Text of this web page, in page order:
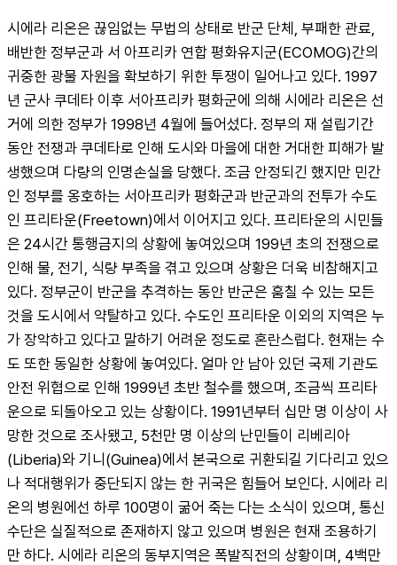
시에라 리온은 끊임없는 무법의 상태로 반군 단체, 부패한 관료,
배반한 정부군과 서 아프리카 연합 평화유지군(ECOMOG)간의
귀중한 광물 자원을 확보하기 위한 투쟁이 일어나고 있다. 1997
년 군사 쿠데타 이후 서아프리카 평화군에 의해 시에라 리온은 선
거에 의한 정부가 1998년 4월에 들어섰다. 정부의 재 설립기간
동안 전쟁과 쿠데타로 인해 도시와 마을에 대한 거대한 피해가 발
생했으며 다량의 인명손실을 당했다. 조금 안정되긴 했지만 민간
인 정부를 옹호하는 서아프리카 평화군과 반군과의 전투가 수도
인 프리타운(Freetown)에서 이어지고 있다. 프리타운의 시민들
은 24시간 통행금지의 상황에 놓여있으며 199년 초의 전쟁으로
인해 물, 전기, 식량 부족을 겪고 있으며 상황은 더욱 비참해지고
있다. 정부군이 반군을 추격하는 동안 반군은 훔칠 수 있는 모든
것을 도시에서 약탈하고 있다. 수도인 프리타운 이외의 지역은 누
가 장악하고 있다고 말하기 어려운 정도로 혼란스럽다. 현재는 수
도 또한 동일한 상황에 놓여있다. 얼마 안 남아 있던 국제 기관도
안전 위협으로 인해 1999년 초반 철수를 했으며, 조금씩 프리타
운으로 되돌아오고 있는 상황이다. 1991년부터 십만 명 이상이 사
망한 것으로 조사됐고, 5천만 명 이상의 난민들이 리베리아
(Liberia)와 기니(Guinea)에서 본국으로 귀환되길 기다리고 있으
나 적대행위가 중단되지 않는 한 귀국은 힘들어 보인다. 시에라 리
온의 병원에선 하루 100명이 굶어 죽는 다는 소식이 있으며, 통신
수단은 실질적으로 존재하지 않고 있으며 병원은 현재 조용하기
만 하다. 시에라 리온의 동부지역은 폭발직전의 상황이며, 4백만